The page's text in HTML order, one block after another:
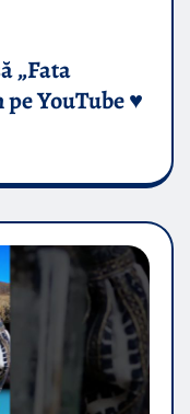
„Fata
YouTube ♥️